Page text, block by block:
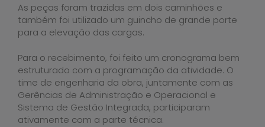
As peças foram trazidas em dois caminhões e
também foi utilizado um guincho de grande porte
para a elevação das cargas.
Para o recebimento, foi feito um cronograma bem
estruturado com a programação da atividade. O
time de engenharia da obra, juntamente com as
Gerências de Administração e Operacional e
Sistema de Gestão Integrada, participaram
ativamente com a parte técnica.